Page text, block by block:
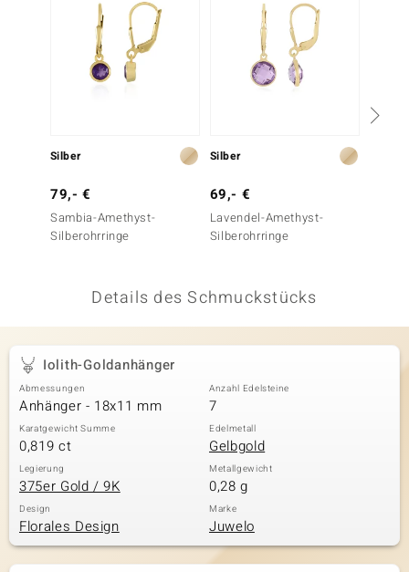
BY DE MELO
Classics
Silber
79,- €
Sambia-Amethyst-
Silberohrringe
Silber
69,- €
Lavendel-Amethyst-
Silberohrringe
Details des Schmuckstücks
Iolith-Goldanhänger
Abmessungen
Anhänger - 18x11 mm
Anzahl Edelsteine
7
Karatgewicht Summe
0,819 ct
Edelmetall
Gelbgold
Legierung
375er Gold / 9K
Metallgewicht
0,28 g
Design
Florales Design
Marke
Juwelo